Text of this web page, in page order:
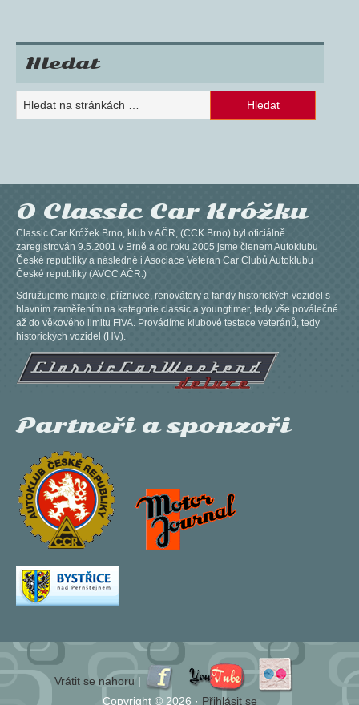
Hledat
O Classic Car Króžku
Classic Car Króžek Brno, klub v AČR, (CCK Brno) byl oficiálně
zaregistrován 9.5.2001 v Brně a od roku 2005 jsme členem Autoklubu
České republiky a následně i Asociace Veteran Car Clubů Autoklubu
České republiky (AVCC AČR.)
Sdružujeme majitele, příznivce, renovátory a fandy historických vozidel s
hlavním zaměřením na kategorie classic a youngtimer, tedy vše poválečné
až do věkového limitu FIVA. Provádíme klubové testace veteránů, tedy
historických vozidel (HV).
Partneři a sponzoři
Vrátit se nahoru |
Copyright © 2026 · Přihlásit se